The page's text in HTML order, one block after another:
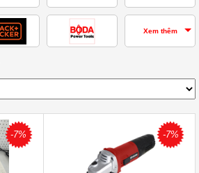
Xem thêm
-7% -7%